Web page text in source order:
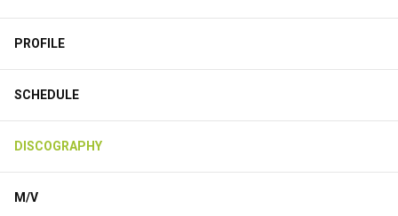
PROFILE
SCHEDULE
DISCOGRAPHY
M/V